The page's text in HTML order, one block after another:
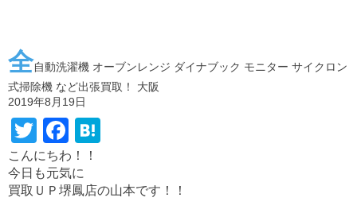
す
全自動洗濯機 オーブンレンジ ダイナブック モニター サイクロン
式掃除機 など出張買取！ 大阪
2019年8月19日
T
wi
tt
F
a
c
e
こんにちわ！！
今日も元気に
買取ＵＰ堺鳳店の山本です！！